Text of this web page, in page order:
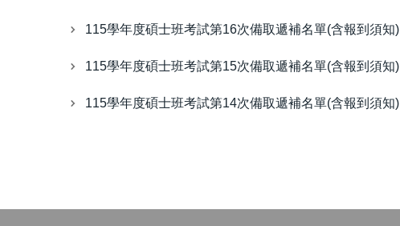
115學年度碩士班考試第16次備取遞補名單(含報到須知)
115學年度碩士班考試第15次備取遞補名單(含報到須知)
115學年度碩士班考試第14次備取遞補名單(含報到須知)